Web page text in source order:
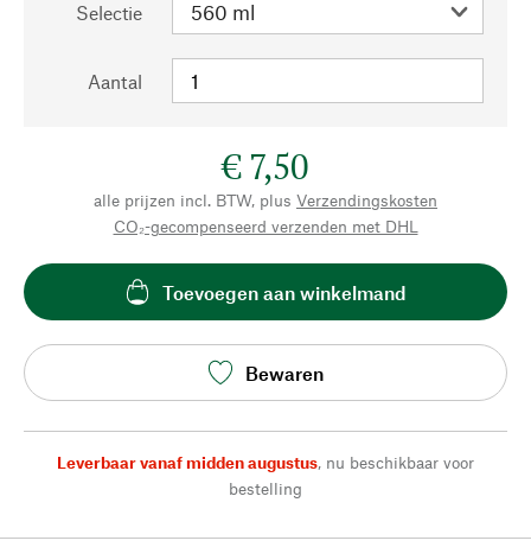
Selectie
Aantal
€ 7,50
alle prijzen incl. BTW, plus Verzendingskosten
CO₂-gecompenseerd verzenden met DHL
Toevoegen aan winkelmand
Bewaren
Leverbaar vanaf midden augustus, nu beschikbaar voor
bestelling